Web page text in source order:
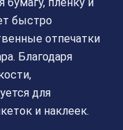
быстро
отпечатки
Благодаря
для
и наклеек.